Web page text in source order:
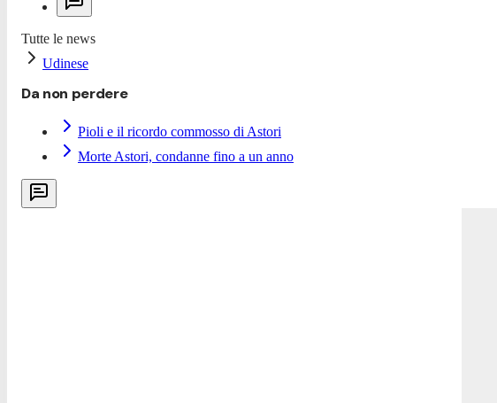
Tutte le news
Udinese
Da non perdere
Pioli e il ricordo commosso di Astori
Morte Astori, condanne fino a un anno